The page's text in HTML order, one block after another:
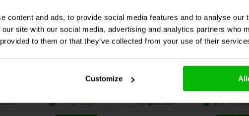
content and ads, to provide social media features and to analyse our
site with our social media, advertising and analytics partners who
to them or that they’ve collected from your use of their
Customize
FusionAmp
9 Auf Lager
2 x 125 + 100 W
HypexFA123 FusionAmp
Plattenverstärker
Vergleichen
10+ Auf